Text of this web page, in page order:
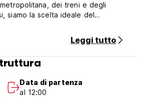
dei treni e degli
siamo la scelta ideale del
48 ore (Auto-translated from
Leggi tutto
Data di partenza
al 12:00